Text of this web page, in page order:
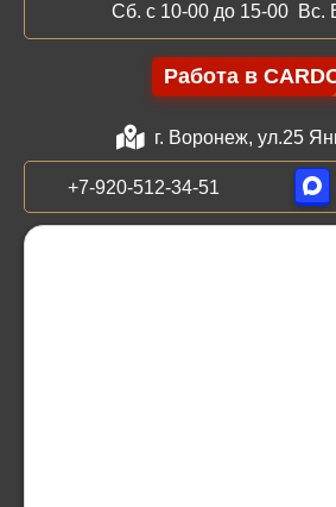
Сб. с 10-00 до 15-00 Вс.
Работа в
г. Воронеж, ул.25
+7-920-512-34-51